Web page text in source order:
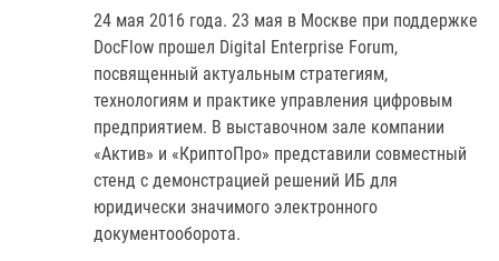
24 мая 2016 года. 23 мая в Москве при поддержке
DocFlow прошел Digital Enterprise Forum,
посвященный актуальным стратегиям,
технологиям и практике управления цифровым
предприятием. В выставочном зале компании
«Актив» и «КриптоПро» представили совместный
стенд с демонстрацией решений ИБ для
юридически значимого электронного
документооборота.